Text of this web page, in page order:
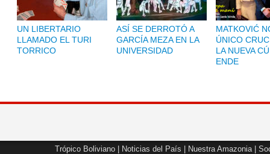
UN LIBERTARIO
LLAMADO EL TURI
TORRICO
ASÍ SE DERROTÓ A
GARCÍA MEZA EN LA
UNIVERSIDAD
MATKOVIĆ
ÚNICO
LA NUEVA
ENDE
Trópico Boliviano Noticias del País Nuestra Amazonia|